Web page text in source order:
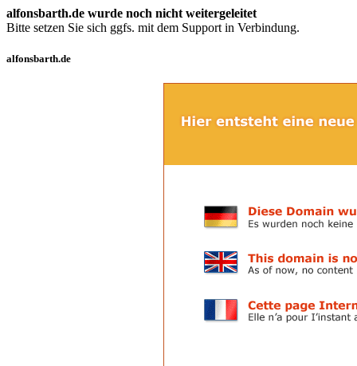
alfonsbarth.de wurde noch nicht weitergeleitet
Bitte setzen Sie sich ggfs. mit dem Support in Verbindung.
alfonsbarth.de